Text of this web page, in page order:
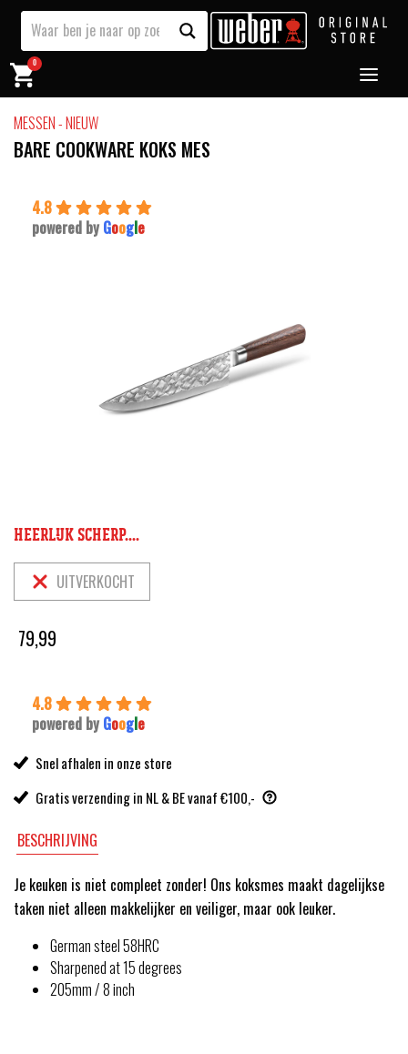
0
MESSEN - NIEUW
BARE COOKWARE KOKS MES
4.8
powered by Google
HEERLIJK SCHERP....
UITVERKOCHT
79,99
4.8
powered by Google
Snel afhalen in onze store
Gratis verzending in NL & BE vanaf €100,-
BESCHRIJVING
Je keuken is niet compleet zonder! Ons koksmes maakt dagelijkse
taken niet alleen makkelijker en veiliger, maar ook leuker.
German steel 58HRC
Sharpened at 15 degrees
205mm / 8 inch